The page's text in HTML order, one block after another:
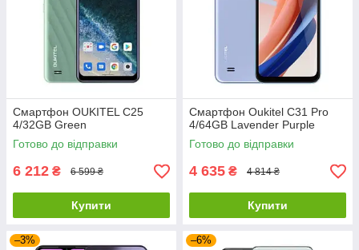
Смартфон OUKITEL C25
4/32GB Green
Готово до відправки
6 212 ₴ 6 599 ₴
Купити
Смартфон Oukitel C31 Pro
4/64GB Lavender Purple
Готово до відправки
4 635 ₴ 4 814 ₴
Купити
–3% –6%